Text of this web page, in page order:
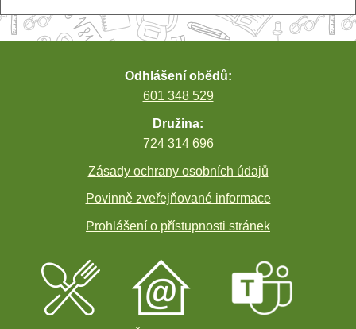
příspěvek
Odhlášení obědů:
601 348 529
Družina:
724 314 696
Zásady ochrany osobních údajů
Povinně zveřejňované informace
Prohlášení o přístupnosti stránek